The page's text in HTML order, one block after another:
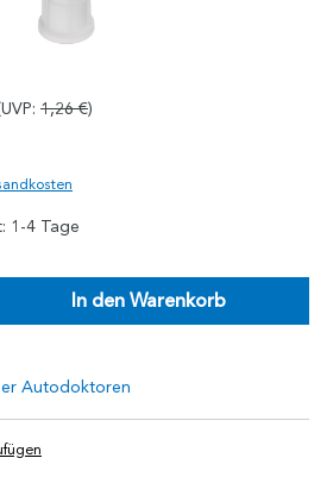
1,26 €)
1-4 Tage
In den Warenkorb